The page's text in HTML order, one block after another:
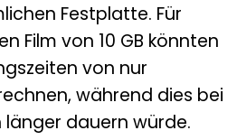
Festplatte. Für
Film von 10 GB könnten
von nur
während dies bei
länger dauern würde.